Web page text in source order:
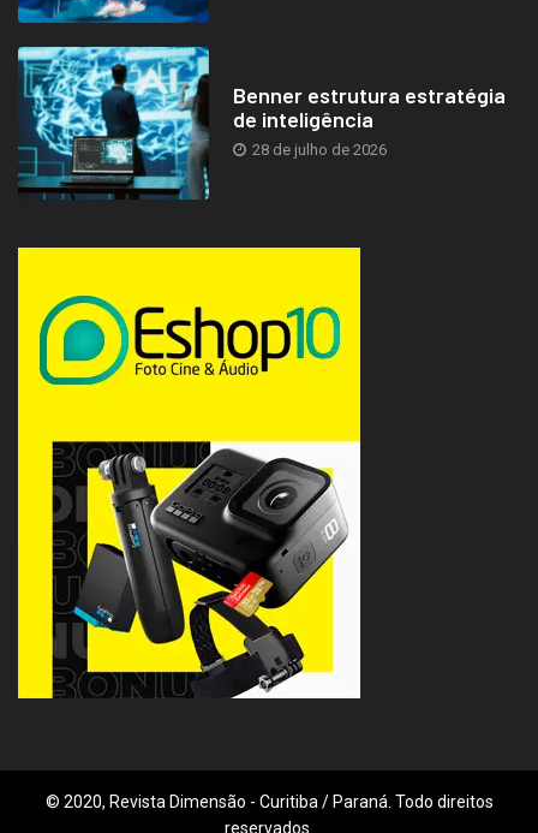
Benner estrutura estratégia
de inteligência
28 de julho de 2026
© 2020, Revista Dimensão - Curitiba / Paraná. Todo direitos
reservados.